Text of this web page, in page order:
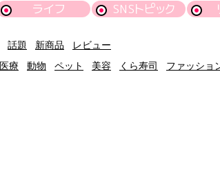
ライフ SNSトピック
話題 新商品
レビュー
医療 動物 ペット 美容 くら寿司 ファッショ